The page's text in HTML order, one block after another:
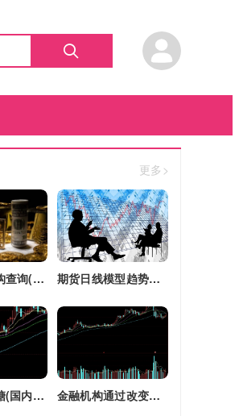
更多>
期货期限结构查询(期货期限结构) 期货日线模型趋势图(期货日线模型趋势图怎么看)
国内期货白糖(国内期货白糖合约是怎么交割) 金融机构通过改变持有的股指期货合约(股指期货合约最长持有多久)